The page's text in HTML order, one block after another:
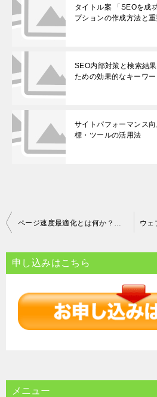
タイトル案 「SEOを成
プションの作成方法と重
SEO内部対策と検索結
ための効果的なキーワ
サイトパフォーマンス
標・ツールの活用法
投
ナ
ページ速度最適化とは何か？効果的な手法とテクニック
申し込みはこちら
メニュー